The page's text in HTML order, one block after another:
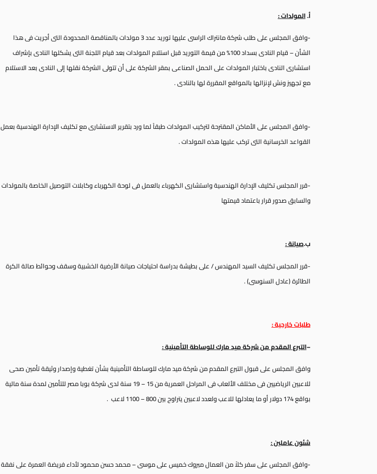
‌أ.المولدات :
-وافق المجلس على طلب شركة مانتراك الراسى عليها توريد عدد 3 مولدات بالمناقصة المحدودة التى أجريت فى هذا
الشأن – قيام النادى بسداد 100% من قيمة التوريد قبل استلام المولدات بعد قيام اللجنة التى يشكلها النادى بإشراف
استشارى النادى باختبار المولدات على الحمل الصناعى بمقر الشركة على أن تتولى الشركة نقلها إلى النادى بعد الاستلام
مع تجهيز ونش لإنزالها بالمواقع المقررة لها بالنادى .
-وافق المجلس على الأماكن المقترحة لتركيب المولدات طبقاً لما ورد بتقرير الاستشارى مع تكليف الإدارة الهندسية بعمل
القواعد الخرسانية التى تركب عليها هذه المولدات .
-قرر المجلس تكليف الإدارة الهندسية واستشارى الكهرباء بالعمل فى لوحة الكهرباء وكابلات التوصيل الخاصة بالمولدات
والسابق صدور قرار باعتماد قيمتها
‌ب.صيانة :
-قرر المجلس تكليف السيد المهندس / على بطيشة بدراسة احتياجات صيانة الأرضية الخشبية وسقف وحوائط صالة الكرة
الطائرة (عادل السنوسى) .
طلبات خارجية :
–التبرع المقدم من شركة ميد مارك للوساطة التأمينية :
وافق المجلس على قبول التبرع المقدم من شركة ميد مارك للوساطة التأمينية بشأن تغطية وإصدار وثيقة تأمين صحى
للاعبين الرياضيين فى مختلف الألعاب فى المراحل العمرية من 15 – 19 سنة لدى شركة بوبا مصر للتأمين لمدة سنة مالية
بواقع 174 دولار أو ما يعادلها للاعب ولعدد لاعبين يتراوح بين 800 – 1100 لاعب .
شئون عاملين :
-وافق المجلس على سفر كلاً من العمال مبروك خميس على موسى – محمد حسن محمود لأداء فريضة العمرة على نفقة